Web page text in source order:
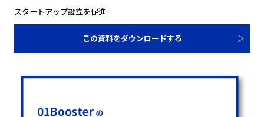
スタートアップ設立を促進
この資料をダウンロードする